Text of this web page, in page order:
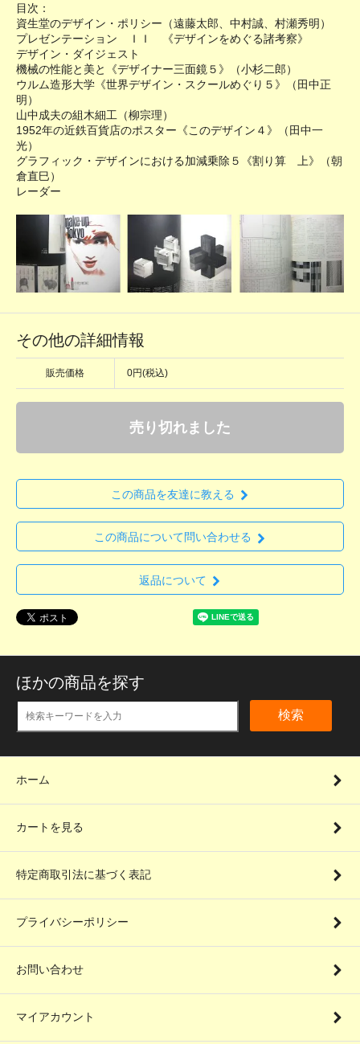
目次：
資生堂のデザイン・ポリシー（遠藤太郎、中村誠、村瀬秀明）
プレゼンテーション ＩＩ 《デザインをめぐる諸考察》
デザイン・ダイジェスト
機械の性能と美と《デザイナー三面鏡５》（小杉二郎）
ウルム造形大学《世界デザイン・スクールめぐり５》（田中正
明）
山中成夫の組木細工（柳宗理）
1952年の近鉄百貨店のポスター《このデザイン４》（田中一
光）
グラフィック・デザインにおける加減乗除５《割り算 上》（朝
倉直巳）
レーダー
その他の詳細情報
販売価格 0円(税込)
売り切れました
この商品を友達に教える
この商品について問い合わせる
返品について
ほかの商品を探す
検索
ホーム
カートを見る
特定商取引法に基づく表記
プライバシーポリシー
お問い合わせ
マイアカウント